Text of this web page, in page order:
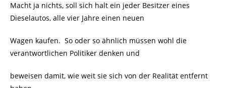
Macht ja nichts, soll sich halt ein jeder Besitzer eines
Dieselautos, alle vier Jahre einen neuen
Wagen kaufen. So oder so ähnlich müssen wohl die
verantwortlichen Politiker denken und
beweisen damit, wie weit sie sich von der Realität entfernt